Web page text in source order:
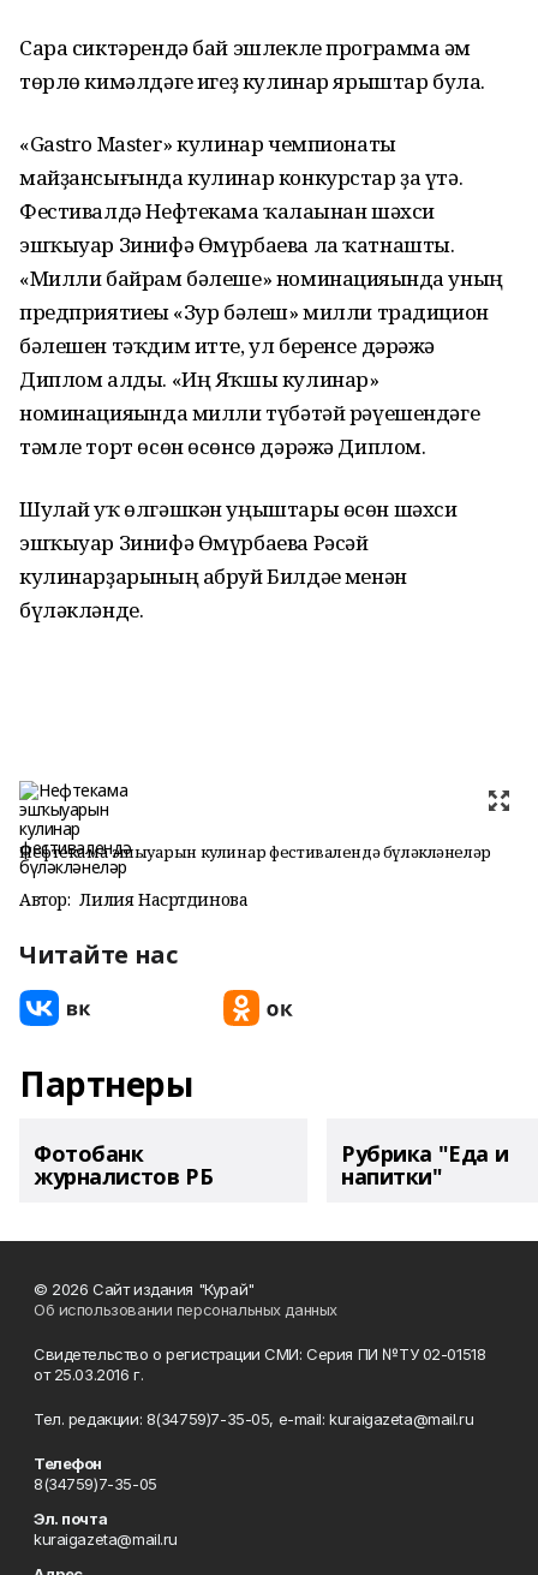
Сара сиктәрендә бай эшлекле программа һәм
төрлө кимәлдәге һигеҙ кулинар ярыштар була.
«Gastro Master» кулинар чемпионаты
майҙансығында кулинар конкурстар ҙа үтә.
Фестивалдә Нефтекама ҡалаһынан шәхси
эшҡыуар Зинифә Өмүрбаева ла ҡатнашты.
«Милли байрам бәлеше» номинацияһында уның
предприятиеһы «Зур бәлеш» милли традицион
бәлешен тәҡдим итте, ул беренсе дәрәжә
Диплом алды. «Иң Яҡшы кулинар»
номинацияһында милли түбәтәй рәүешендәге
тәмле торт өсөн өсөнсө дәрәжә Диплом.
Шулай уҡ өлгәшкән уңыштары өсөн шәхси
эшҡыуар Зинифә Өмүрбаева Рәсәй
кулинарҙарының абруй Билдәһе менән
бүләкләнде.
Нефтекама эшҡыуарын кулинар фестивалендә бүләкләнеләр
Автор: Лилия Насртдинова
Читайте нас
Партнеры
Фотобанк
журналистов РБ
Рубрика "Еда и
напитки"
© 2026 Сайт издания "Курай"
Об использовании персональных данных
Свидетельство о регистрации СМИ: Серия ПИ №ТУ 02-01518
от 25.03.2016 г.
Тел. редакции: 8(34759)7-35-05, e-mail: kuraigazeta@mail.ru
Телефон
8(34759)7-35-05
Эл. почта
kuraigazeta@mail.ru